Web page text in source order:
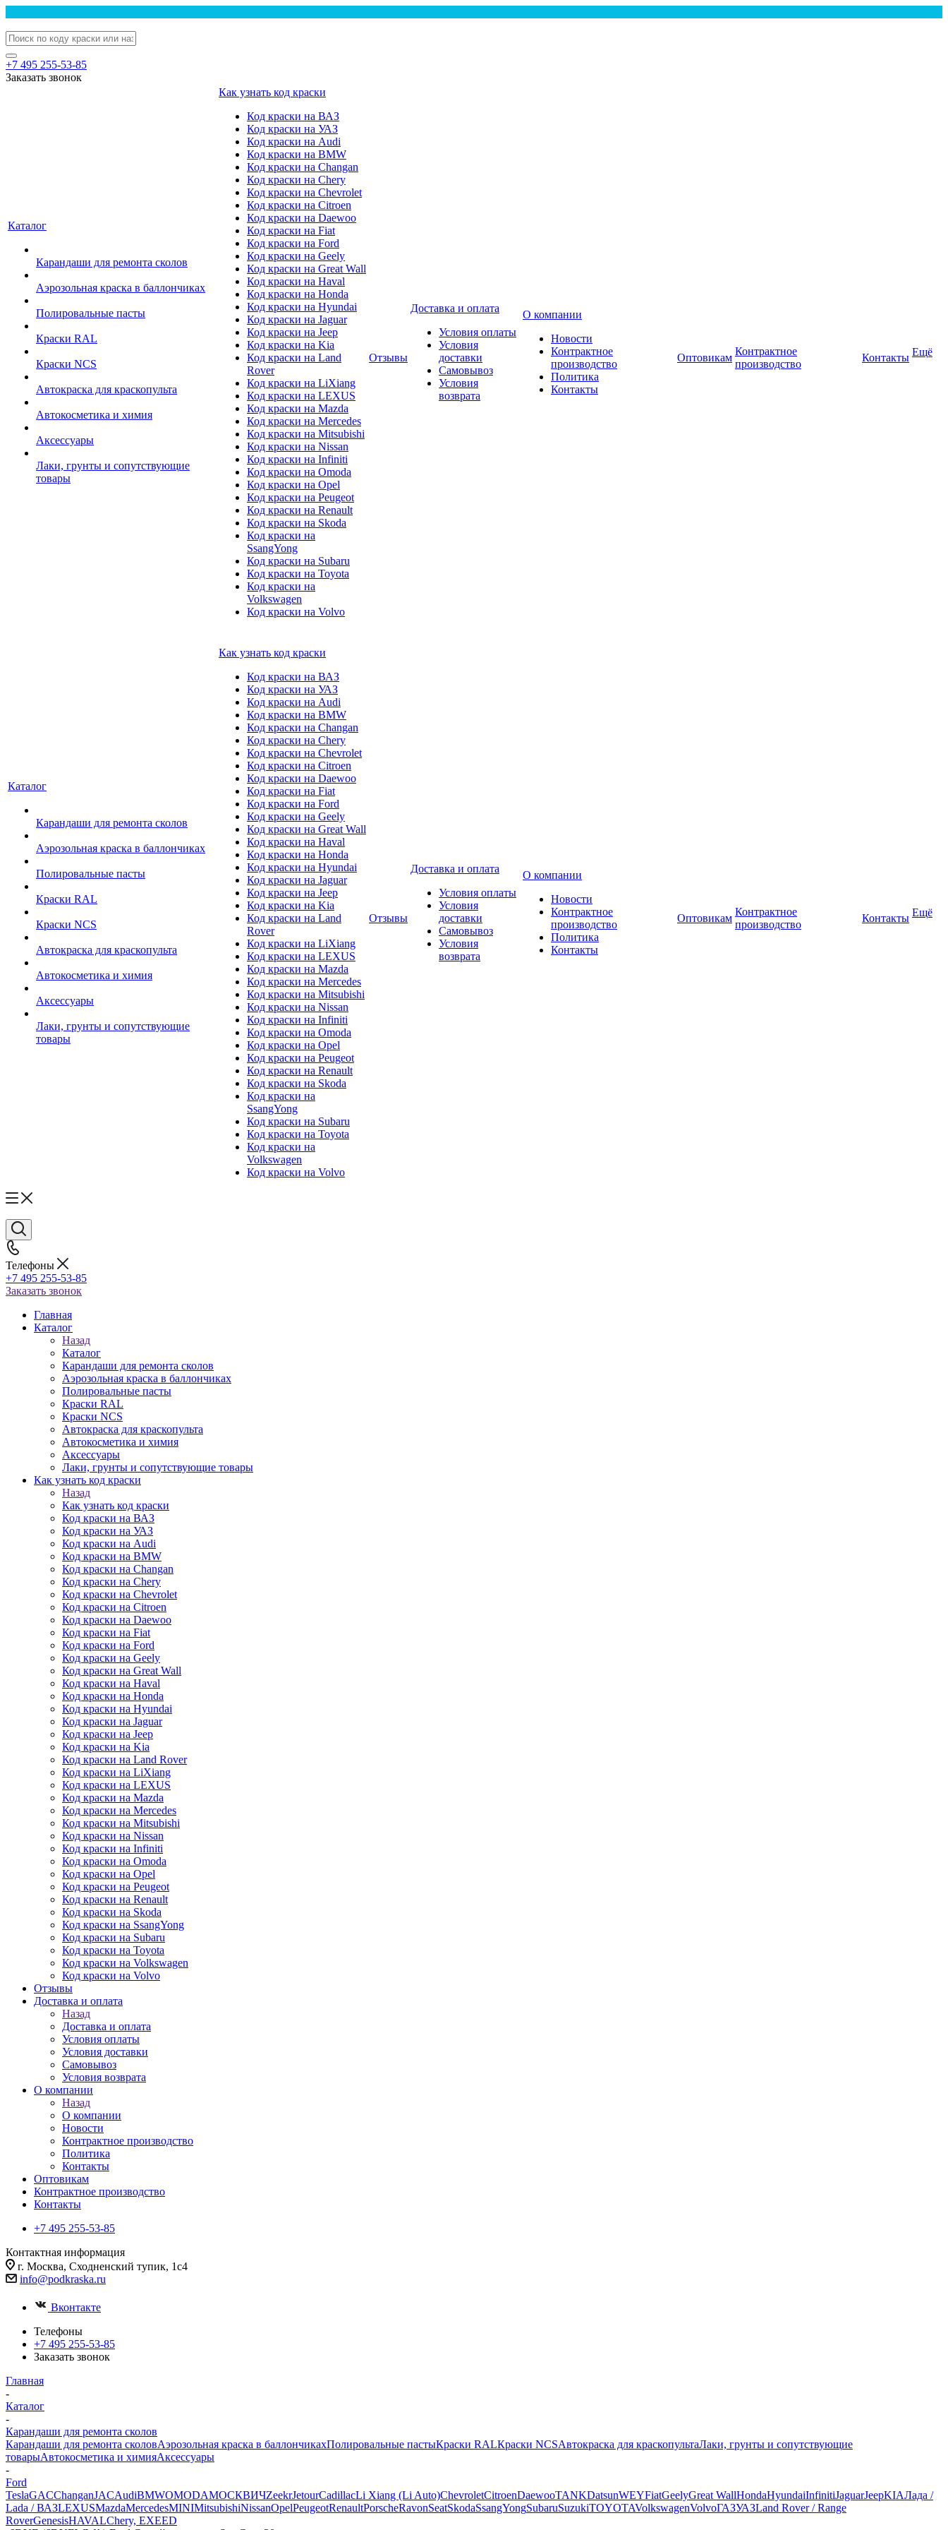
+7 495 255-53-85
Заказать звонок
Каталог
Карандаши для ремонта сколов
Аэрозольная краска в баллончиках
Полировальные пасты
Краски RAL
Краски NCS
Автокраска для краскопульта
Автокосметика и химия
Аксессуары
Лаки, грунты и сопутствующие
товары
Как узнать код краски
Код краски на ВАЗ
Код краски на УАЗ
Код краски на Audi
Код краски на BMW
Код краски на Changan
Код краски на Chery
Код краски на Chevrolet
Код краски на Citroen
Код краски на Daewoo
Код краски на Fiat
Код краски на Ford
Код краски на Geely
Код краски на Great Wall
Код краски на Haval
Код краски на Honda
Код краски на Hyundai
Код краски на Jaguar
Код краски на Jeep
Код краски на Kia
Код краски на Land
Rover
Код краски на LiXiang
Код краски на LEXUS
Код краски на Mazda
Код краски на Mercedes
Код краски на Mitsubishi
Код краски на Nissan
Код краски на Infiniti
Код краски на Omoda
Код краски на Opel
Код краски на Peugeot
Код краски на Renault
Код краски на Skoda
Код краски на
SsangYong
Код краски на Subaru
Код краски на Toyota
Код краски на
Volkswagen
Код краски на Volvo
Отзывы
Доставка и оплата
Условия оплаты
Условия
доставки
Самовывоз
Условия
возврата
О компании
Новости
Контрактное
производство
Политика
Контакты
Оптовикам
Контрактное
производство
Контакты Ещё
Каталог
Карандаши для ремонта сколов
Аэрозольная краска в баллончиках
Полировальные пасты
Краски RAL
Краски NCS
Автокраска для краскопульта
Автокосметика и химия
Аксессуары
Лаки, грунты и сопутствующие
товары
Как узнать код краски
Код краски на ВАЗ
Код краски на УАЗ
Код краски на Audi
Код краски на BMW
Код краски на Changan
Код краски на Chery
Код краски на Chevrolet
Код краски на Citroen
Код краски на Daewoo
Код краски на Fiat
Код краски на Ford
Код краски на Geely
Код краски на Great Wall
Код краски на Haval
Код краски на Honda
Код краски на Hyundai
Код краски на Jaguar
Код краски на Jeep
Код краски на Kia
Код краски на Land
Rover
Код краски на LiXiang
Код краски на LEXUS
Код краски на Mazda
Код краски на Mercedes
Код краски на Mitsubishi
Код краски на Nissan
Код краски на Infiniti
Код краски на Omoda
Код краски на Opel
Код краски на Peugeot
Код краски на Renault
Код краски на Skoda
Код краски на
SsangYong
Код краски на Subaru
Код краски на Toyota
Код краски на
Volkswagen
Код краски на Volvo
Отзывы
Доставка и оплата
Условия оплаты
Условия
доставки
Самовывоз
Условия
возврата
О компании
Новости
Контрактное
производство
Политика
Контакты
Оптовикам
Контрактное
производство
Контакты Ещё
Телефоны
+7 495 255-53-85
Заказать звонок
Главная
Каталог
Назад
Каталог
Карандаши для ремонта сколов
Аэрозольная краска в баллончиках
Полировальные пасты
Краски RAL
Краски NCS
Автокраска для краскопульта
Автокосметика и химия
Аксессуары
Лаки, грунты и сопутствующие товары
Как узнать код краски
Назад
Как узнать код краски
Код краски на ВАЗ
Код краски на УАЗ
Код краски на Audi
Код краски на BMW
Код краски на Changan
Код краски на Chery
Код краски на Chevrolet
Код краски на Citroen
Код краски на Daewoo
Код краски на Fiat
Код краски на Ford
Код краски на Geely
Код краски на Great Wall
Код краски на Haval
Код краски на Honda
Код краски на Hyundai
Код краски на Jaguar
Код краски на Jeep
Код краски на Kia
Код краски на Land Rover
Код краски на LiXiang
Код краски на LEXUS
Код краски на Mazda
Код краски на Mercedes
Код краски на Mitsubishi
Код краски на Nissan
Код краски на Infiniti
Код краски на Omoda
Код краски на Opel
Код краски на Peugeot
Код краски на Renault
Код краски на Skoda
Код краски на SsangYong
Код краски на Subaru
Код краски на Toyota
Код краски на Volkswagen
Код краски на Volvo
Отзывы
Доставка и оплата
Назад
Доставка и оплата
Условия оплаты
Условия доставки
Самовывоз
Условия возврата
О компании
Назад
О компании
Новости
Контрактное производство
Политика
Контакты
Оптовикам
Контрактное производство
Контакты
+7 495 255-53-85
Контактная информация
г. Москва, Сходненский тупик, 1с4
info@podkraska.ru
Вконтакте
Телефоны
+7 495 255-53-85
Заказать звонок
Главная
-
Каталог
-
Карандаши для ремонта сколов
Карандаши для ремонта сколовАэрозольная краска в баллончикахПолировальные пастыКраски RALКраски NCSАвтокраска для краскопультаЛаки, грунты и сопутствующие
товарыАвтокосметика и химияАксессуары
-
Ford
TeslaGACChanganJACAudiBMWOMODAМОСКВИЧZeekrJetourCadillacLi Xiang (Li Auto)ChevroletCitroenDaewooTANKDatsunWEYFiatGeelyGreat WallHondaHyundaiInfinitiJaguarJeepKIAЛада /
Lada / ВАЗLEXUSMazdaMercedesMINIMitsubishiNissanOpelPeugeotRenaultPorscheRavonSeatSkodaSsangYongSubaruSuzukiTOYOTAVolkswagenVolvoГАЗУАЗLand Rover / Range
RoverGenesisHAVALChery, EXEED